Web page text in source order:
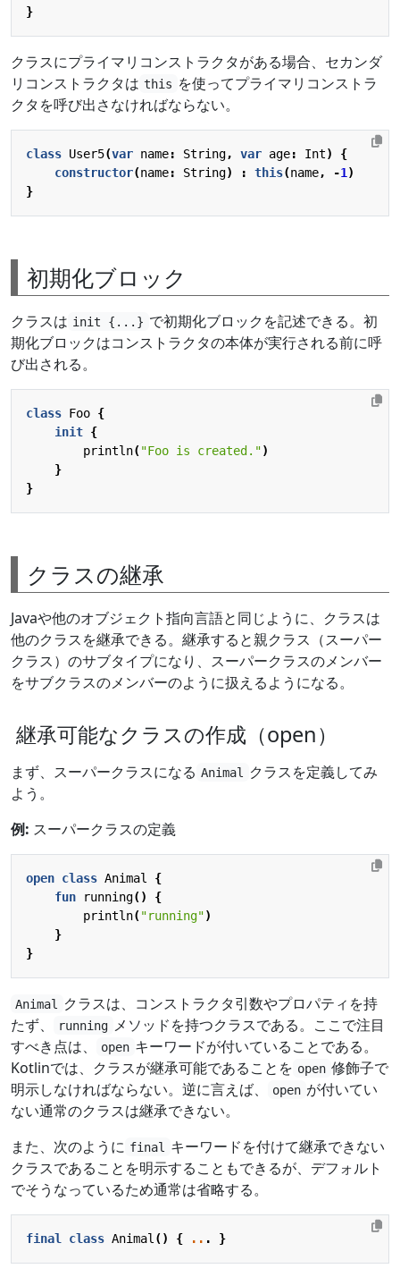
}
クラスにプライマリコンストラクタがある場合、セカンダ
リコンストラクタは this を使ってプライマリコンストラ
クタを呼び出さなければならない。
class User5(var name: String, var age: Int)
{
constructor(name: String) : this(name, -1 )
}
初期化ブロック
クラスは init {...} で初期化ブロックを記述できる。初
期化ブロックはコンストラクタの本体が実行される前に呼
び出される。
class Foo {
init {
println("Foo is created.")
}
}
クラスの継承
Javaや他のオブジェクト指向言語と同じように、クラスは
他のクラスを継承できる。継承すると親クラス（スーパー
クラス）のサブタイプになり、スーパークラスのメンバー
をサブクラスのメンバーのように扱えるようになる。
継承可能なクラスの作成（open）
まず、スーパークラスになる Animal
クラスを定義してみ
よう。
例: スーパークラスの定義
open class Animal
{
fun
running()
{
println("running")
}
}
Animal
クラスは、コンストラクタ引数やプロパティを持
たず、
running メソッドを持つクラスである。ここで注目
すべき点は、
open キーワードが付いていることである。
Kotlinでは、クラスが継承可能であることを open 修飾子で
明示しなければならない。逆に言えば、
open が付いてい
ない通常のクラスは継承できない。
また、次のように final
キーワードを付けて継承できない
クラスであることを明示することもできるが、デフォルト
でそうなっているため通常は省略する。
final class Animal () { .. . }